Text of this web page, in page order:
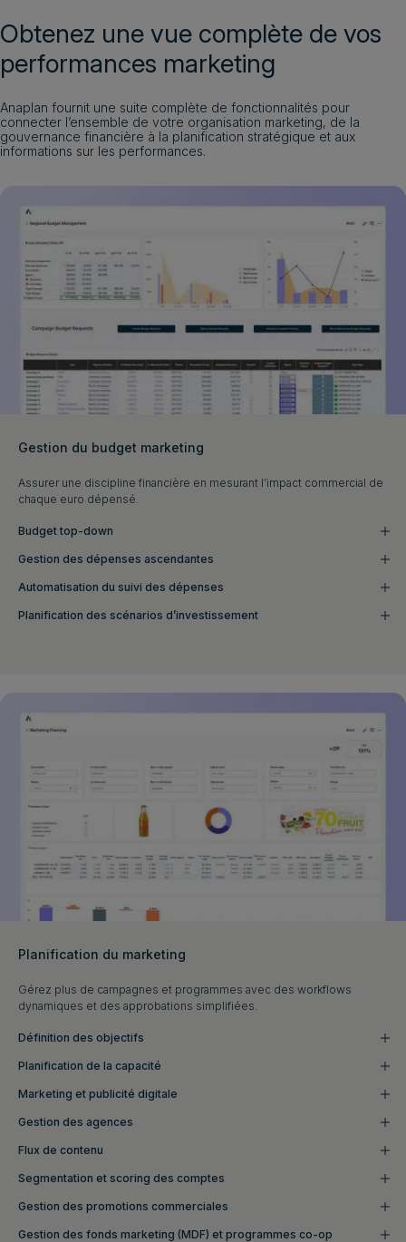
Obtenez une vue complète de vos
performances marketing
Anaplan fournit une suite complète de fonctionnalités pour
connecter l’ensemble de votre organisation marketing, de la
gouvernance financière à la planification stratégique et aux
informations sur les performances.
Gestion du budget marketing
Assurer une discipline financière en mesurant l’impact commercial de
chaque euro dépensé.
Budget top-down
Gestion des dépenses ascendantes
Automatisation du suivi des dépenses
Planification des scénarios d’investissement
Planification du marketing
Gérez plus de campagnes et programmes avec des workflows
dynamiques et des approbations simplifiées.
Définition des objectifs
Planification de la capacité
Marketing et publicité digitale
Gestion des agences
Flux de contenu
Segmentation et scoring des comptes
Gestion des promotions commerciales
Gestion des fonds marketing (MDF) et programmes co‑op